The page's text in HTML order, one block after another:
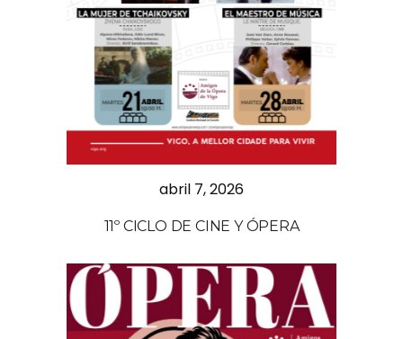
abril 7, 2026
11º CICLO DE CINE Y ÓPERA